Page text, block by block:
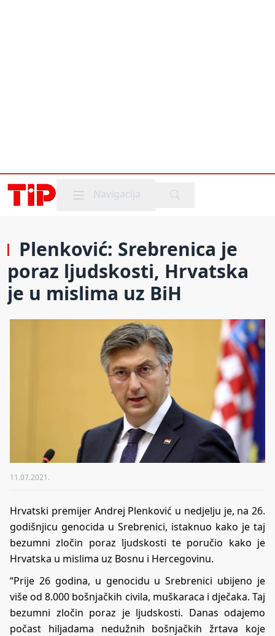
Mobile menu
Navigacija
Plenković: Srebrenica je
poraz ljudskosti, Hrvatska
je u mislima uz BiH
11.07.2021.
Hrvatski premijer Andrej Plenković u nedjelju je, na 26.
godišnjicu genocida u Srebrenici, istaknuo kako je taj
bezumni zločin poraz ljudskosti te poručio kako je
Hrvatska u mislima uz Bosnu i Hercegovinu.
“Prije 26 godina, u genocidu u Srebrenici ubijeno je
više od 8.000 bošnjačkih civila, muškaraca i dječaka. Taj
bezumni zločin poraz je ljudskosti. Danas odajemo
počast hiljadama nedužnih bošnjačkih žrtava koje